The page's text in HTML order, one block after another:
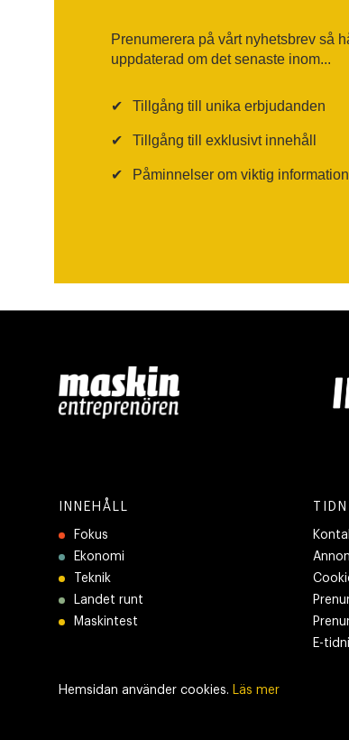
Prenumerera på vårt nyhetsbrev så
uppdaterad om det senaste inom...
✔ Tillgång till unika erbjudanden
✔ Tillgång till exklusivt innehåll
✔ Påminnelser om viktig information
INNEHÅLL
Fokus
Ekonomi
Teknik
Landet runt
Maskintest
E-
Hemsidan använder cookies. Läs mer